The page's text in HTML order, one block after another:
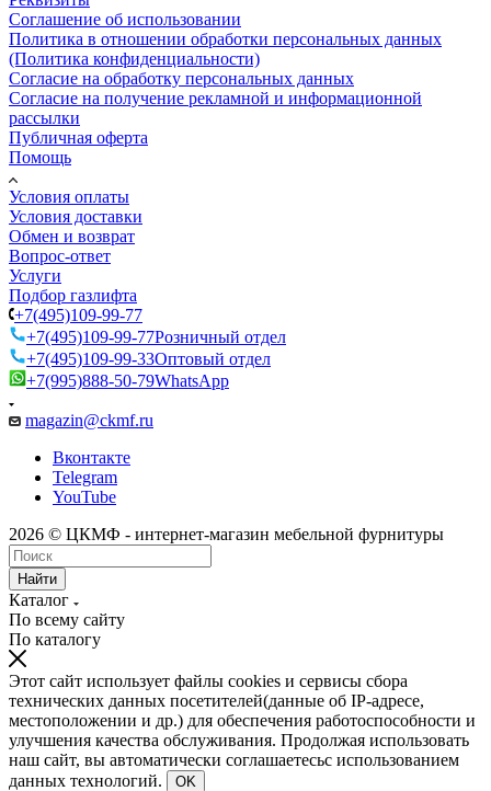
Соглашение об использовании
Политика в отношении обработки персональных данных
(Политика конфиденциальности)
Согласие на обработку персональных данных
Согласие на получение рекламной и информационной
рассылки
Публичная оферта
Помощь
Условия оплаты
Условия доставки
Обмен и возврат
Вопрос-ответ
Услуги
Подбор газлифта
+7(495)109-99-77
+7(495)109-99-77Розничный отдел
+7(495)109-99-33Оптовый отдел
+7(995)888-50-79WhatsApp
magazin@ckmf.ru
Вконтакте
Telegram
YouTube
2026 © ЦКМФ - интернет-магазин мебельной фурнитуры
Найти
Каталог
По всему сайту
По каталогу
Этот сайт использует файлы cookies и сервисы сбора
технических данных посетителей(данные об IP-адресе,
местоположении и др.) для обеспечения работоспособности и
улучшения качества обслуживания. Продолжая использовать
наш сайт, вы автоматически соглашаетесьс использованием
данных технологий.
OK